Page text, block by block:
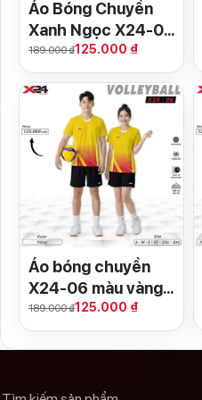
Áo Bóng Chuyền
Xanh Ngọc X24-06
– Thiết Kế Năng
Động, Phù Hợp Cả
Nam & Nữ
189.000 ₫125.000 ₫
Áo bóng chuyền
X24-06 màu vàng
phối đỏ cam | Năng
lượng & Cá tính
189.000 ₫125.000 ₫